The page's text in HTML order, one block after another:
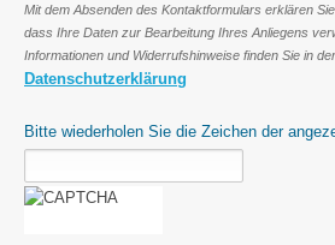
Mit dem Absenden des Kontaktformulars erklären
dass Ihre Daten zur Bearbeitung Ihres Anliegens
Informationen und Widerrufshinweise finden Sie in der
Datenschutzerklärung
Bitte wiederholen Sie die Zeichen der